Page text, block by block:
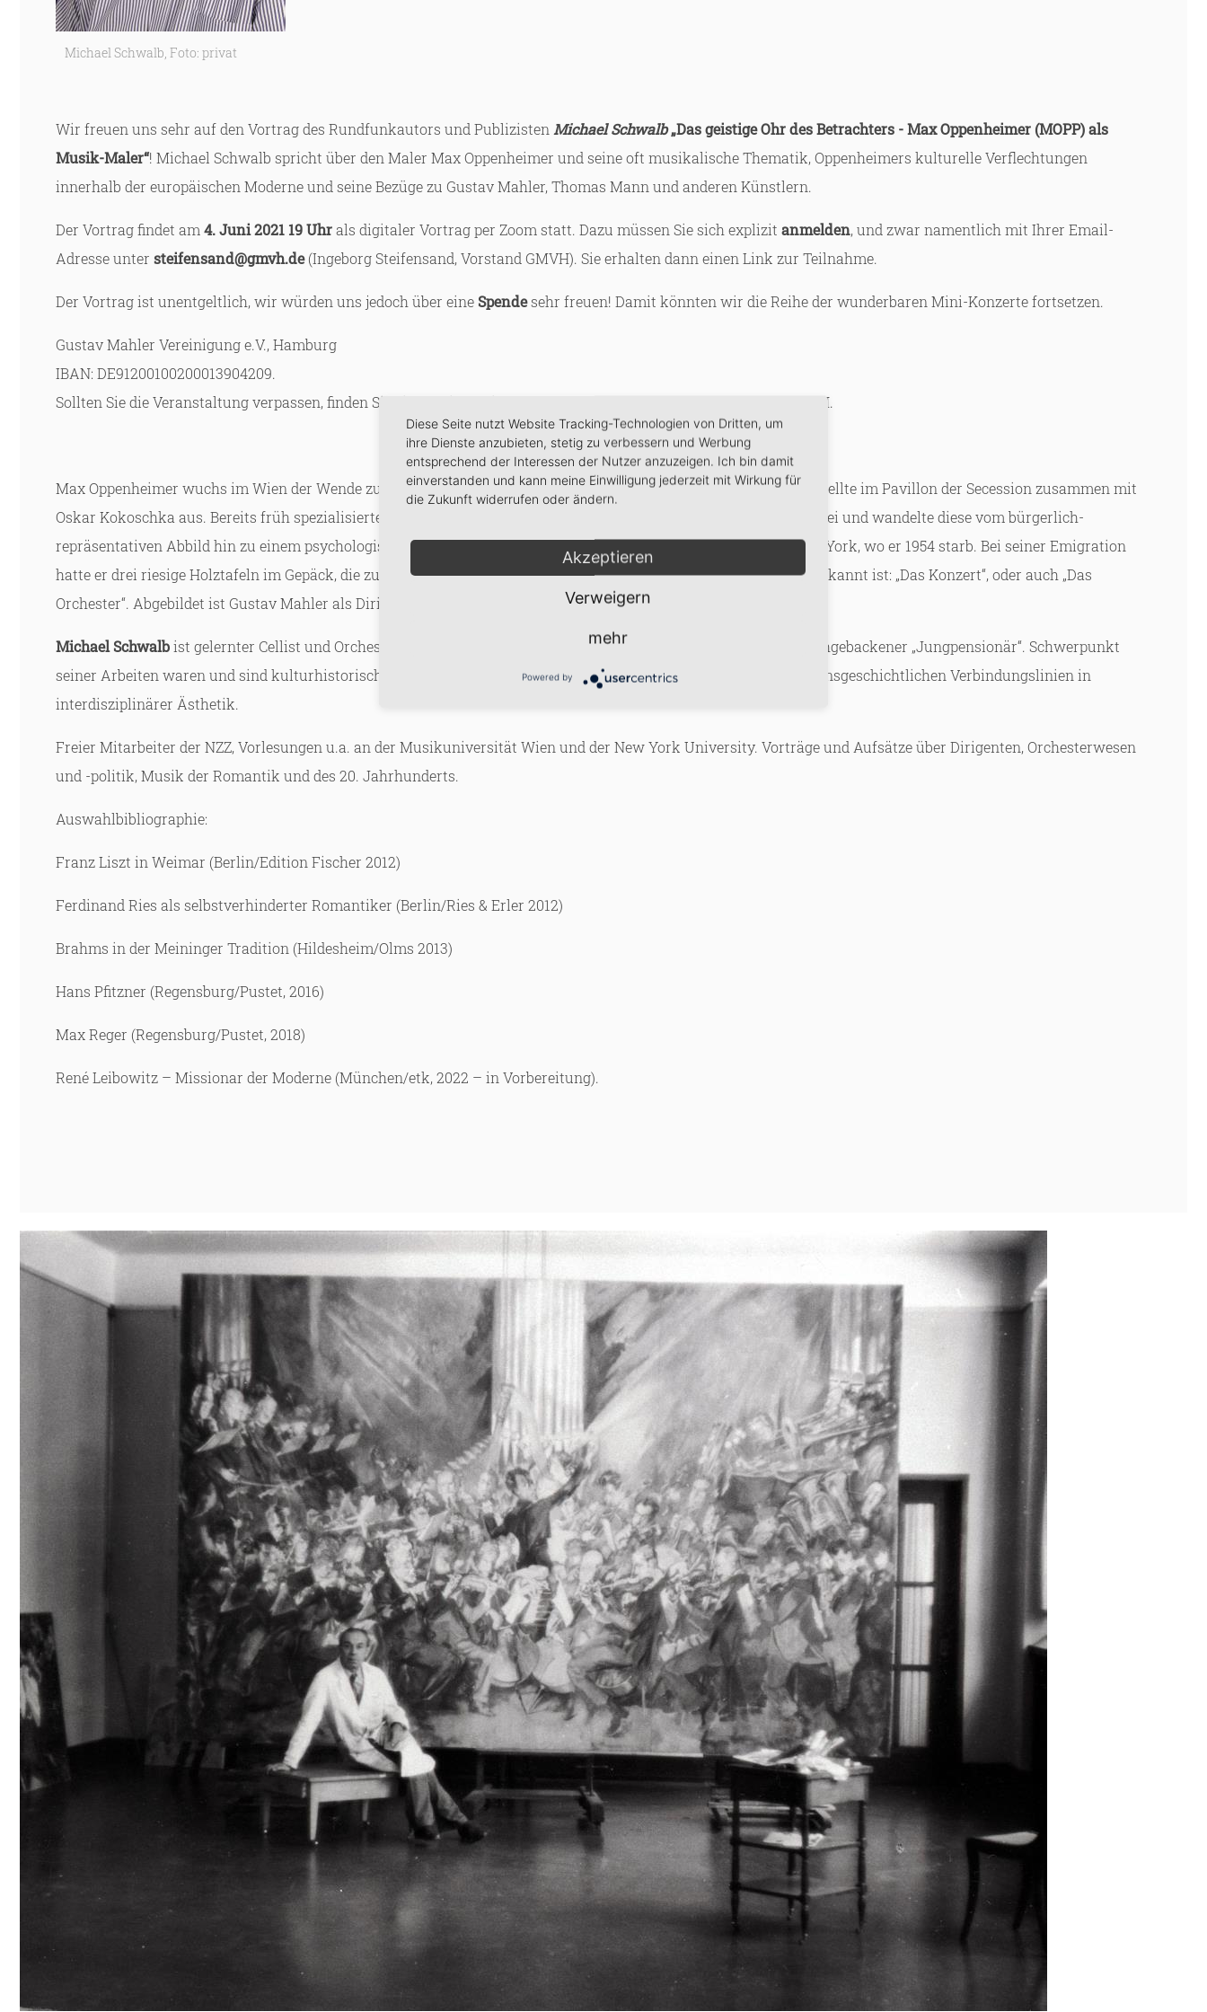
Michael Schwalb, Foto: privat
Wir freuen uns sehr auf den Vortrag des Rundfunkautors und Publizisten Michael Schwalb„Das geistige Ohr des Betrachters - Max Oppenheimer (MOPP) als
Musik-Maler“! Michael Schwalb spricht über den Maler Max Oppenheimer und seine oft musikalische Thematik, Oppenheimers kulturelle Verflechtungen
innerhalb der europäischen Moderne und seine Bezüge zu Gustav Mahler, Thomas Mann und anderen Künstlern.
Der Vortrag findet am 4. Juni2021 19 Uhrals digitaler Vortrag per Zoom statt. Dazu müssen Sie sich explizit anmelden, und zwar namentlich mit Ihrer Email-
Adresse unter steifensand@gmvh.de(Ingeborg Steifensand, Vorstand GMVH). Sie erhalten dann einen Link zur Teilnahme.
Der Vortrag ist unentgeltlich, wir würden uns jedoch über eine Spendesehr freuen! Damit könnten wir die Reihe der wunderbaren Mini-Konzerte fortsetzen.
Gustav Mahler Vereinigung e.V., Hamburg
IBAN: DE91200100200013904209.
Sollten Sie die Veranstaltung verpassen, finden Sie einen Mitschnitt des Vortrags auf dem Youtube-Kanal der GMVH.
Max Oppenheimer wuchs im Wien der Wende zum 20. Jahrhundert auf. Er teilte ein Atelier mit Egon Schiele und stellte im Pavillon der Secession zusammen mit
Oskar Kokoschka aus. Bereits früh spezialisierte sich Max Oppenheimer, der mit MOPP signierte, auf Portraitmalerei und wandelte diese vom bürgerlich-
repräsentativen Abbild hin zu einem psychologischen Portrait. 1930 als „entartet“ verfemt, emigrierte er nach New York, wo er 1954 starb. Bei seiner Emigration
hatte er drei riesige Holztafeln im Gepäck, die zusammengesetzt ein Bild ergeben, das unter verschiedenen Titeln bekannt ist: „Das Konzert“, oder auch „Das
Orchester“. Abgebildet ist Gustav Mahler als Dirigent der Wiener Philharmoniker.
Michael Schwalbist gelernter Cellist und Orchestermusiker, war Abteilungsleiter beim WDR in Köln und nun frischgebackener „Jungpensionär“. Schwerpunkt
seiner Arbeiten waren und sind kulturhistorische Spurensuchen und die Darstellung von kultur- und interpretationsgeschichtlichen Verbindungslinien in
interdisziplinärer Ästhetik.
Freier Mitarbeiter der NZZ, Vorlesungen u.a. an der Musikuniversität Wien und der New York University. Vorträge und Aufsätze über Dirigenten, Orchesterwesen
und -politik, Musik der Romantik und des 20. Jahrhunderts.
Auswahlbibliographie:
Franz Liszt in Weimar (Berlin/Edition Fischer 2012)
Ferdinand Ries als selbstverhinderter Romantiker (Berlin/Ries & Erler 2012)
Brahms in der Meininger Tradition (Hildesheim/Olms 2013)
Hans Pfitzner (Regensburg/Pustet, 2016)
Max Reger (Regensburg/Pustet, 2018)
René Leibowitz – Missionar der Moderne (München/etk, 2022 – in Vorbereitung).
Diese Seite nutzt Website Tracking-Technologien von Dritten, um
ihre Dienste anzubieten, stetig zu verbessern und Werbung
entsprechend der Interessen der Nutzer anzuzeigen. Ich bin damit
einverstanden und kann meine Einwilligung jederzeit mit Wirkung für
die Zukunft widerrufen oder ändern.
Akzeptieren
Verweigern
mehr
Powered by